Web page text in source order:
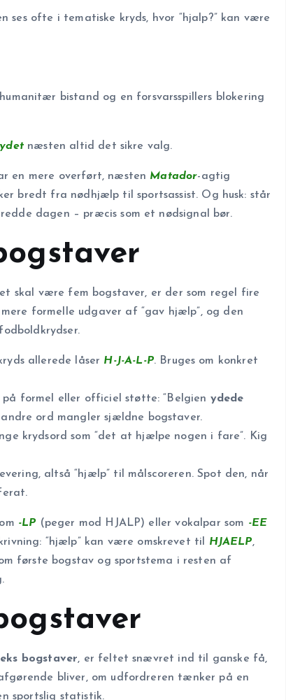
ses ofte i tematiske kryds, hvor “hjalp?” kan være
bistand og en forsvarsspillers blokering
ydetnæsten altid det sikre valg.
en mere overført, næsten Matador-agtig
bredt fra nødhjælp til sportsassist. Og husk: står
dagen – præcis som et nødsignal bør.
skal være fem bogstaver, er der som regel fire
formelle udgaver af “gav hjælp”, og den
allerede låser H-J-A-L-P. Bruges om konkret
formel eller officiel støtte: “Belgien ydede
ord mangler sjældne bogstaver.
krydsord som “det at hjælpe nogen i fare”. Kig
altså “hjælp” til målscoreren. Spot den, når
-LP (peger mod HJALP) eller vokalpar som -EE
“hjælp” kan være omskrevet til HJAELP,
første bogstav og sportstema i resten af
bogstaver, er feltet snævret ind til ganske få,
bliver, om udfor­dreren tænker på en
sportslig statistik.